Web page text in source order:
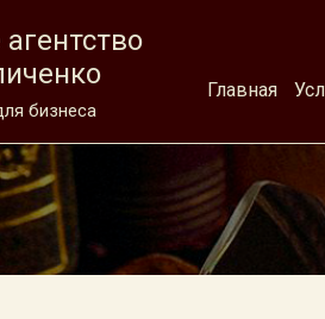
бизнеса
Главная